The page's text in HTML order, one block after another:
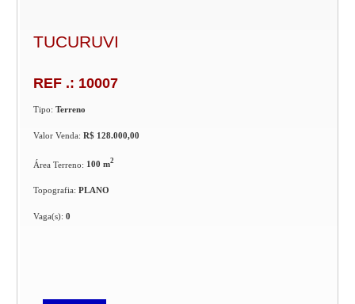
TUCURUVI
REF .: 10007
Tipo:Terreno
Valor Venda:R$ 128.000,00
Área Terreno: 100 m2
Topografia:PLANO
Vaga(s):0